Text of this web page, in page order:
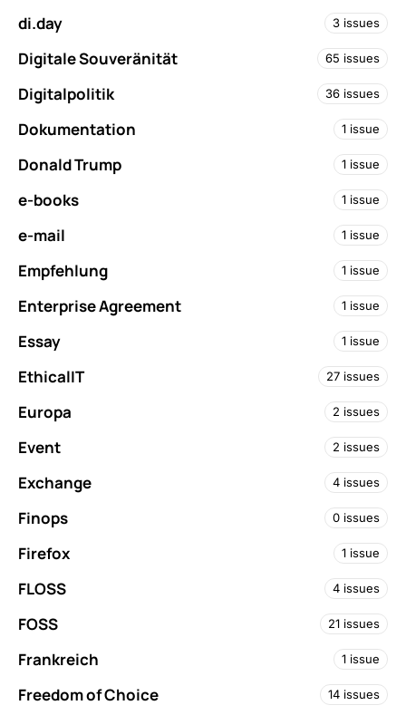
di.day 3 issues
Digitale Souveränität 65 issues
Digitalpolitik 36 issues
Dokumentation 1 issue
Donald Trump 1 issue
e-books 1 issue
e-mail 1 issue
Empfehlung 1 issue
Enterprise Agreement 1 issue
Essay 1 issue
EthicalIT 27 issues
Europa 2 issues
Event 2 issues
Exchange 4 issues
Finops 0 issues
Firefox 1 issue
FLOSS 4 issues
FOSS 21 issues
Frankreich 1 issue
Freedom of Choice 14 issues